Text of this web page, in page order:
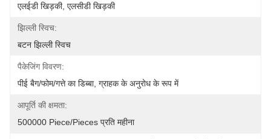
एलईडी खिड़की, एलसीडी खिड़की
झिल्ली स्विच:
बटन झिल्ली स्विच
पैकेजिंग विवरण:
पीई बैग/फोम/गत्ते का डिब्बा, ग्राहक के अनुरोध के रूप में
आपूर्ति की क्षमता:
500000 Piece/Pieces प्रति महीना